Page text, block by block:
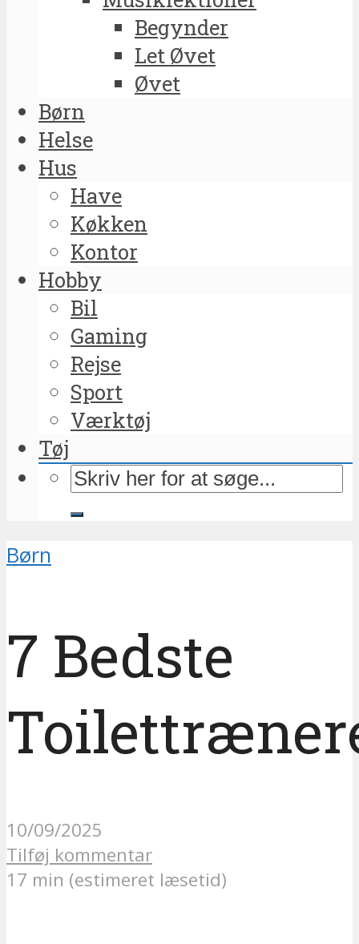
Begynder
Let Øvet
Øvet
Børn
Helse
Hus
Have
Køkken
Kontor
Hobby
Bil
Gaming
Rejse
Sport
Værktøj
Tøj
Børn
7 Bedste
10/09/2025
Tilføj kommentar
17 min (estimeret læsetid)